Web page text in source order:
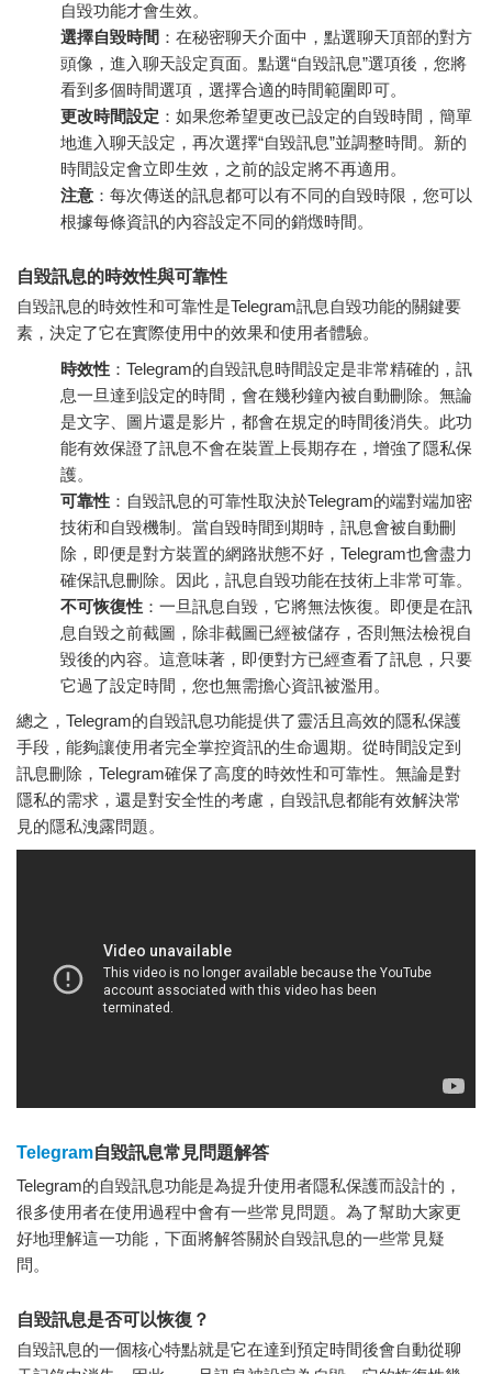
自毀功能才會生效。
選擇自毀時間 ：在秘密聊天介面中，點選聊天頂部的對方
頭像，進入聊天設定頁面。點選“自毀訊息”選項後，您將
看到多個時間選項，選擇合適的時間範圍即可。
更改時間設定 ：如果您希望更改已設定的自毀時間，簡單
地進入聊天設定，再次選擇“自毀訊息”並調整時間。新的
時間設定會立即生效，之前的設定將不再適用。
注意 ：每次傳送的訊息都可以有不同的自毀時限，您可以
根據每條資訊的內容設定不同的銷燬時間。
自毀訊息的時效性與可靠性
自毀訊息的時效性和可靠性是Telegram訊息自毀功能的關鍵要
素，決定了它在實際使用中的效果和使用者體驗。
時效性 ：Telegram的自毀訊息時間設定是非常精確的，訊
息一旦達到設定的時間，會在幾秒鐘內被自動刪除。無論
是文字、圖片還是影片，都會在規定的時間後消失。此功
能有效保證了訊息不會在裝置上長期存在，增強了隱私保
護。
可靠性 ：自毀訊息的可靠性取決於Telegram的端對端加密
技術和自毀機制。當自毀時間到期時，訊息會被自動刪
除，即便是對方裝置的網路狀態不好，Telegram也會盡力
確保訊息刪除。因此，訊息自毀功能在技術上非常可靠。
不可恢復性 ：一旦訊息自毀，它將無法恢復。即便是在訊
息自毀之前截圖，除非截圖已經被儲存，否則無法檢視自
毀後的內容。這意味著，即便對方已經查看了訊息，只要
它過了設定時間，您也無需擔心資訊被濫用。
總之，Telegram的自毀訊息功能提供了靈活且高效的隱私保護
手段，能夠讓使用者完全掌控資訊的生命週期。從時間設定到
訊息刪除，Telegram確保了高度的時效性和可靠性。無論是對
隱私的需求，還是對安全性的考慮，自毀訊息都能有效解決常
見的隱私洩露問題。
Telegram自毀訊息常見問題解答
Telegram的自毀訊息功能是為提升使用者隱私保護而設計的，
很多使用者在使用過程中會有一些常見問題。為了幫助大家更
好地理解這一功能，下面將解答關於自毀訊息的一些常見疑
問。
自毀訊息是否可以恢復？
自毀訊息的一個核心特點就是它在達到預定時間後會自動從聊